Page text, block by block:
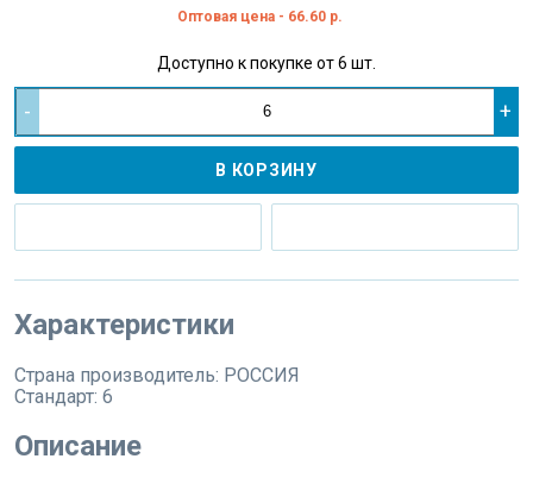
Оптовая цена - 66.60 р.
Доступно к покупке от 6 шт.
- +
В КОРЗИНУ
Характеристики
Страна производитель: РОССИЯ
Стандарт: 6
Описание